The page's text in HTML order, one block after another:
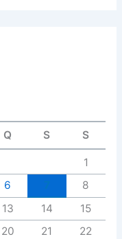
Q S S
1
6
8
13 14
15
20 21
22